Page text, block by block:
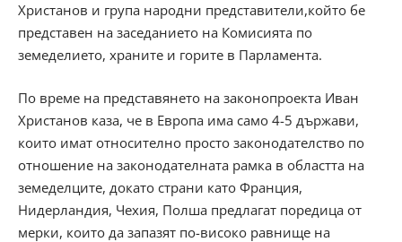
Христанов и група народни представители,който бе
представен на заседанието на Комисията по
земеделието, храните и горите в Парламента.
По време на представянето на законопроекта Иван
Христанов каза, че в Европа има само 4-5 държави,
които имат относително просто законодателство по
отношение на законодателната рамка в областта на
земеделците, докато страни като Франция,
Нидерландия, Чехия, Полша предлагат поредица от
мерки, които да запазят по-високо равнище на